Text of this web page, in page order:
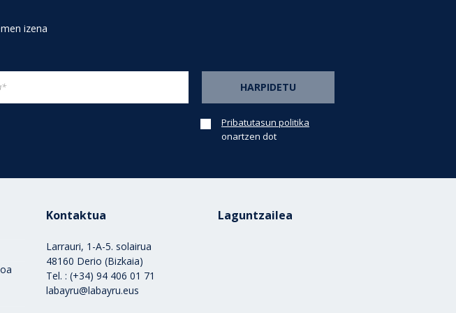
izena
Pribatutasun politika
onartzen dot
Kontaktua
Larrauri, 1-A-5. solairua
48160 Derio (Bizkaia)
Tel. : (+34) 94 406 01 71
labayru@labayru.eus
Laguntzailea